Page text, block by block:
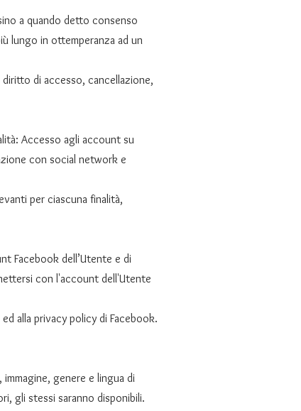
a quando detto consenso
lungo in ottemperanza ad un
di accesso, cancellazione,
Accesso agli account su
con social network e
per ciascuna finalità,
Facebook dell’Utente e di
con l'account dell'Utente
alla privacy policy di Facebook.
genere e lingua di
gli stessi saranno disponibili.